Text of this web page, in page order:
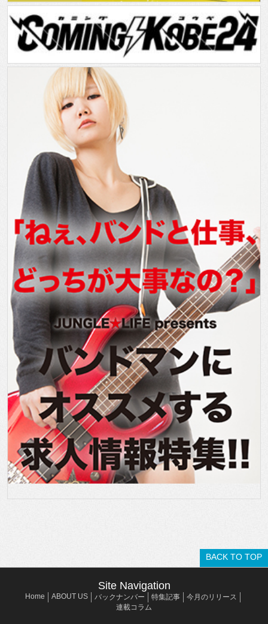
BACK TO TOP
Site Navigation
Home ABOUT US バックナンバー 特集記事
今月のリリース
連載コラム